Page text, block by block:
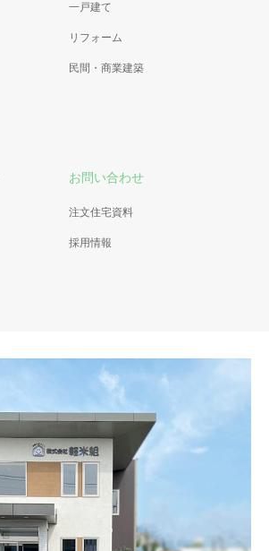
一戸建て
リフォーム
民間・商業建築
お問い合わせ
注文住宅資料
採用情報